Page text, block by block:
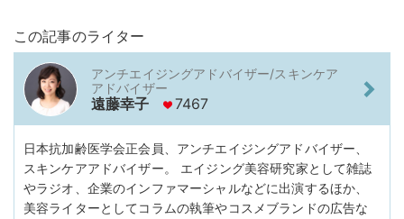
この記事のライター
アンチエイジングアドバイザー/スキンケア
アドバイザー
遠藤幸子 7467
日本抗加齢医学会正会員、アンチエイジングアドバイザー、
スキンケアアドバイザー。 エイジング美容研究家として雑誌
やラジオ、企業のインファマーシャルなどに出演するほか、
美容ライターとしてコラムの執筆やコスメブランドの広告な